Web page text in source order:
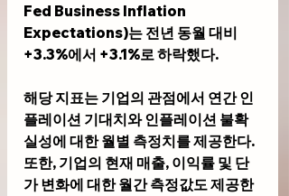
Fed Business Inflation
Expectations)는 전년 동월 대비
+3.3%에서 +3.1%로 하락했다.
해당 지표는 기업의 관점에서 연간 인
플레이션 기대치와 인플레이션 불확
실성에 대한 월별 측정치를 제공한다.
또한, 기업의 현재 매출, 이익률 및 단
가 변화에 대한 월간 측정값도 제공한